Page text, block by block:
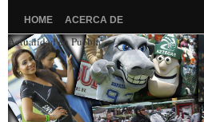
HOME ACERCA DE
Actualidad en Puebla